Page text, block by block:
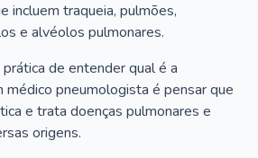
incluem traqueia, pulmões,
e alvéolos pulmonares.
de entender qual é a
médico pneumologista é pensar que
e trata doenças pulmonares e
origens.